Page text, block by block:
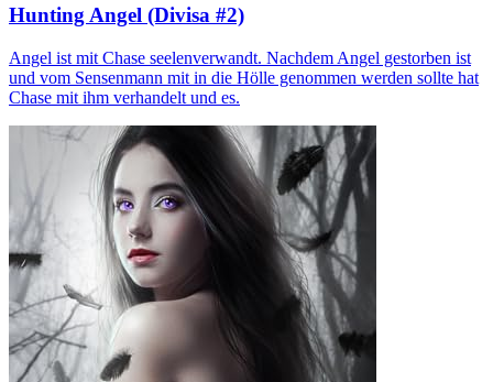
Hunting Angel (Divisa #2)
Angel ist mit Chase seelenverwandt. Nachdem Angel gestorben ist
und vom Sensenmann mit in die Hölle genommen werden sollte hat
Chase mit ihm verhandelt und es.